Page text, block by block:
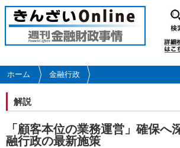
メ
イ
コ
ン
に
移
動
ホーム 金融行政
解説
「顧客本位の業務運営」確保へ
融行政の最新施策